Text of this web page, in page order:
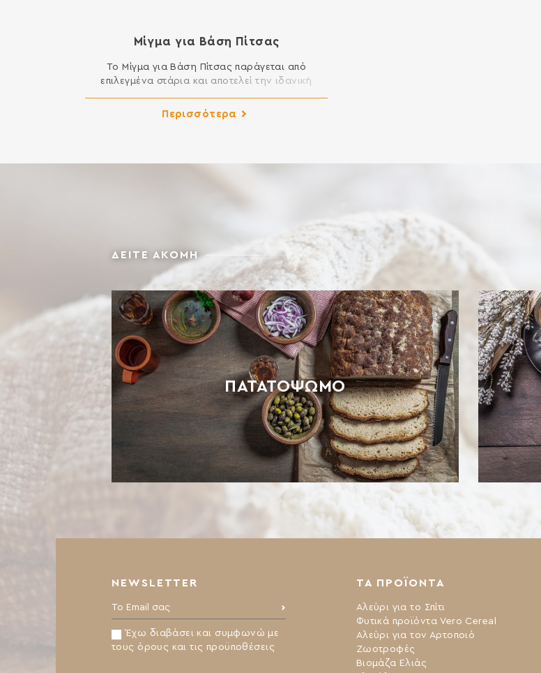
Μίγμα για Βάση Πίτσας
Το Μίγμα για Βάση Πίτσας παράγεται από
επιλεγμένα στάρια και αποτελεί την ιδανική
που έχετε να κάνετε είναι να προσθέσετε νερό
ΣΙΤΑΡΙ, ΖΑΧΑΡΗ, ΑΛΑΤΙ, ΞΗΡΗ ΜΑΓΙΑ Περιέχει […]
Περισσότερα
ΔΕΙΤΕ ΑΚΟΜΗ
ΠΑΤΑΤΟΨΩΜΟ
NEWSLETTER
Το Email σας:
Έχω διαβάσει και συμφωνώ με
τους όρους και τις προϋποθέσεις
ΤΑ ΠΡΟΪΟΝΤΑ
Αλεύρι για το Σπίτι
Φυτικά προϊόντα Vero Cereal
Αλεύρι για τον Αρτοποιό
Ζωοτροφές
Βιομάζα Ελιάς